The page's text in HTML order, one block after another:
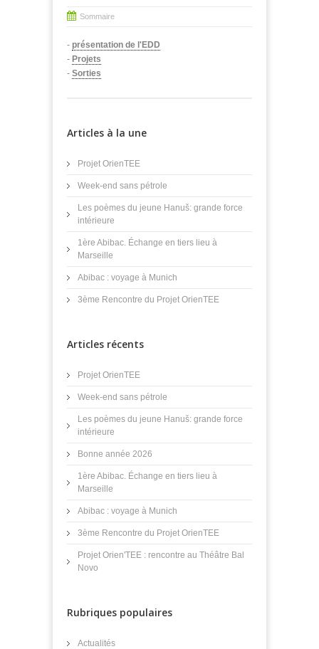
Sommaire
- présentation de l'EDD
- Projets
- Sorties
Articles à la une
Projet OrienTEE
Week-end sans pétrole
Les poèmes du jeune Hanuš: grande force
intérieure
1ère Abibac. Échange en tiers lieu à
Marseille
Abibac : voyage à Munich
3ème Rencontre du Projet OrienTEE
Articles récents
Projet OrienTEE
Week-end sans pétrole
Les poèmes du jeune Hanuš: grande force
intérieure
Bonne année 2026
1ère Abibac. Échange en tiers lieu à
Marseille
Abibac : voyage à Munich
3ème Rencontre du Projet OrienTEE
Projet Orien'TEE : rencontre au Théâtre Bal
Novo
Rubriques populaires
Actualités